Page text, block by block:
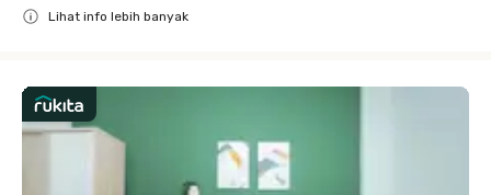
Lihat info lebih banyak